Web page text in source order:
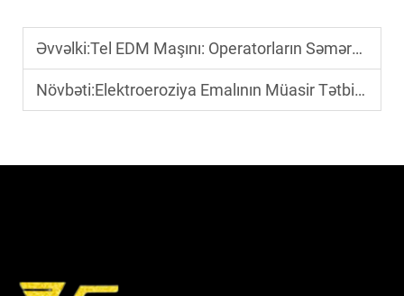
Əvvəlki:Tel EDM Maşını: Operatorların Səmərəliliyini Artıran Hansı İrəli Səviyyə İdarəetmə Sistemləri Var?
Növbəti:Elektroeroziya Emalının Müasir Tətbiq Sahələri Nələrdir?